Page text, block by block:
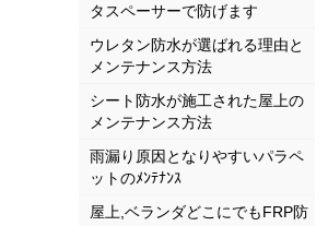
タスペーサーで防げます
ウレタン防水が選ばれる理由と
メンテナンス方法
シート防水が施工された屋上の
メンテナンス方法
雨漏り原因となりやすいパラペ
ットのﾒﾝﾃﾅﾝｽ
屋上,ベランダどこにでもFRP防